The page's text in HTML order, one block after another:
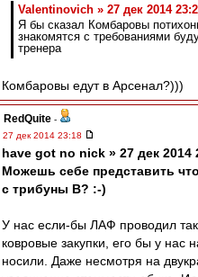
Valentinovich » 27 дек 2014
Я бы сказал Комбаровы
знакомятся с требованиями
тренера
Комбаровы едут в Арсенал?)))
RedQuite -
27 дек 2014 23:18
have got no nick » 27 дек 2014
Можешь себе представить
с трибуны В? :-)
У нас если-бы ЛАФ проводил
ковровые закупки, его бы у нас
носили. Даже несмотря на